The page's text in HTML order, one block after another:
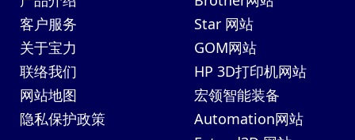
客户服务
关于宝力
联络我们
网站地图
隐私保护政策
Star 网站
GOM网站
HP 3D打印机网站
宏领智能装备
Automation网站